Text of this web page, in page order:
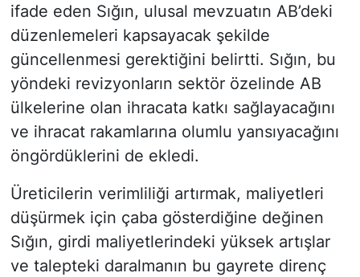
ifade eden Sığın, ulusal mevzuatın AB’deki
düzenlemeleri kapsayacak şekilde
güncellenmesi gerektiğini belirtti. Sığın, bu
yöndeki revizyonların sektör özelinde AB
ülkelerine olan ihracata katkı sağlayacağını
ve ihracat rakamlarına olumlu yansıyacağını
öngördüklerini de ekledi.
Üreticilerin verimliliği artırmak, maliyetleri
düşürmek için çaba gösterdiğine değinen
Sığın, girdi maliyetlerindeki yüksek artışlar
ve talepteki daralmanın bu gayrete direnç